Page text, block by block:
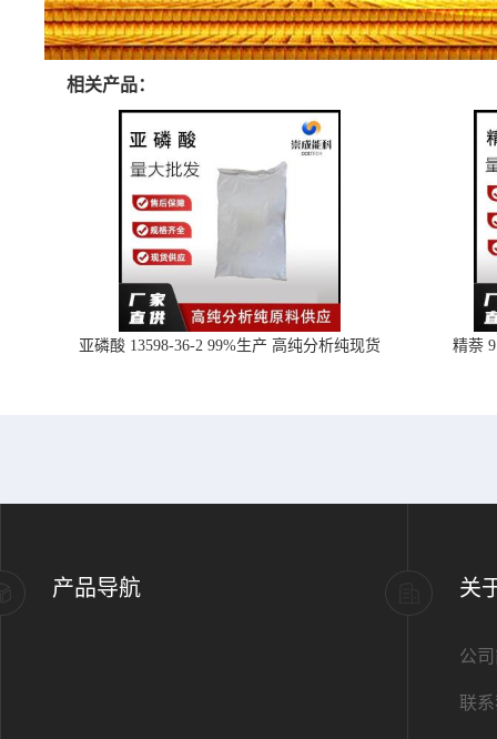
相关产品：
亚磷酸 13598-36-2 99%生产 高纯分析纯现货 精萘
产品导航 关
公
联